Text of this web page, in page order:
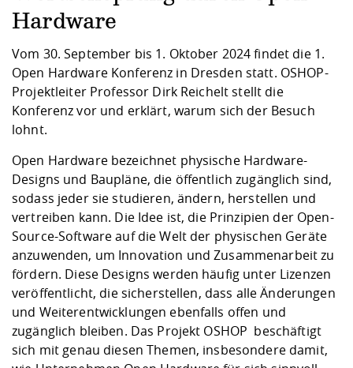
Checkliste zum
Digitales Lernen
Fremdsprachen
Jobs, Praktika,
Lebenslagen
Angebote der
Arbeit
Career Service
Lehren,
Weiterbilden im
Internationale
Gründung und
Klimaschutz &
Förderverein
Landbau/
Maschinenbau
Angebote für
Kontakt und Anfahrt
Qualitätssicherung
Hardware
Vom 30. September bis 1. Oktober 2024 findet die 1.
Open Hardware Konferenz in Dresden statt. OSHOP-
Projektleiter Professor Dirk Reichelt stellt die
Konferenz vor und erklärt, warum sich der Besuch
lohnt.
Open Hardware bezeichnet physische Hardware-
Designs und Baupläne, die öffentlich zugänglich sind,
sodass jeder sie studieren, ändern, herstellen und
vertreiben kann. Die Idee ist, die Prinzipien der Open-
Source-Software auf die Welt der physischen Geräte
anzuwenden, um Innovation und Zusammenarbeit zu
fördern. Diese Designs werden häufig unter Lizenzen
veröffentlicht, die sicherstellen, dass alle Änderungen
und Weiterentwicklungen ebenfalls offen und
zugänglich bleiben. Das Projekt OSHOP beschäftigt
sich mit genau diesen Themen, insbesondere damit,